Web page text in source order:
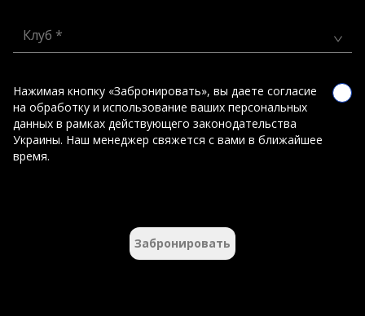
Клуб *
Нажимая кнопку «Забронировать», вы даете согласие
на обработку и использование ваших персональных
данных в рамках действующего законодательства
Украины. Наш менеджер свяжется с вами в ближайшее
время.
Забронировать